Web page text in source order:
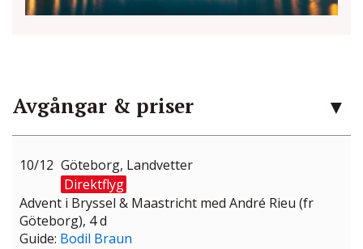
Avgångar & priser
10/12 Göteborg, Landvetter
Direktflyg
Advent i Bryssel & Maastricht med André Rieu (fr
Göteborg), 4 d
Guide: Bodil Braun